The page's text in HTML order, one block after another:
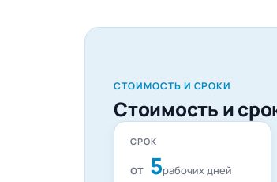
СТОИМОСТЬ И СРОКИ
Стоимость и
СРОК
от 5рабочих дней